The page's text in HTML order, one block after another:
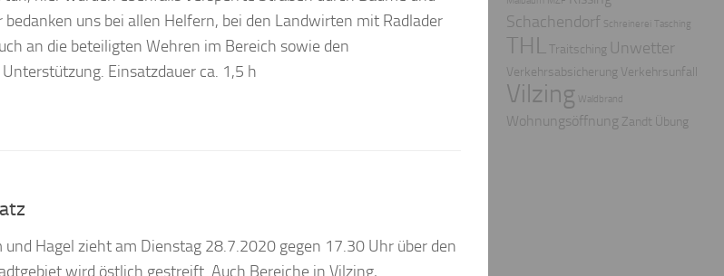
uns bei allen Helfern, bei den Landwirten mit Radlader
an die beteiligten Wehren im Bereich sowie den
Einsatzdauer ca. 1,5 h
Hagel zieht am Dienstag 28.7.2020 gegen 17.30 Uhr über den
wird östlich gestreift. Auch Bereiche in Vilzing,
Schachendorf Schreinerei Tasching
THLTraitsching Unwetter
Verkehrsabsicherung Verkehrsunfall
Vilzing Waldbrand
Wohnungsöffnung Zandt Übung